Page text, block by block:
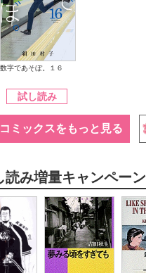
数字であそぼ。１６
試し読み
ミックスをもっと見る
読み増量キャンペーン